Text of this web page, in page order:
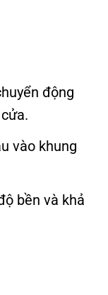
động
vào khung
bền và khả